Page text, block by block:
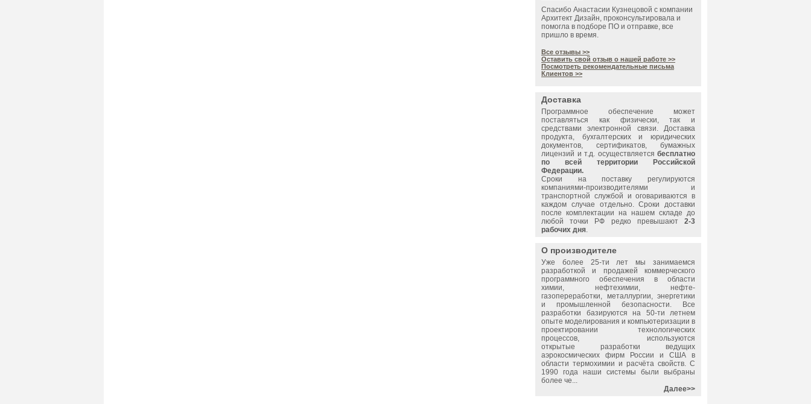
Спасибо Анастасии Кузнецовой с компании
Архитект Дизайн, проконсультировала и
помогла в подборе ПО и отправке, все
пришло в время.
Все отзывы >>
Оставить свой отзыв о нашей работе >>
Посмотреть рекомендательные письма
Клиентов >>
Доставка
Программное обеспечение может
поставляться как физически, так и
средствами электронной связи. Доставка
продукта, бухгалтерских и юридических
документов, сертификатов, бумажных
лицензий и т.д. осуществляется бесплатно
по всей территории Российской
Федерации.
Сроки на поставку регулируются
компаниями-производителями и
транспортной службой и оговариваются в
каждом случае отдельно. Сроки доставки
после комплектации на нашем складе до
любой точки РФ редко превышают 2-3
рабочих дня.
О производителе
Уже более 25-ти лет мы занимаемся
разработкой и продажей коммерческого
программного обеспечения в области
химии, нефтехимии, нефте-
газопереработки, металлургии, энергетики
и промышленной безопасности. Все
разработки базируются на 50-ти летнем
опыте моделирования и компьютеризации в
проектировании технологических
процессов, используются
открытые разработки ведущих
аэрокосмических фирм России и США в
области термохимии и расчёта свойств. С
1990 года наши системы были выбраны
более че...
Далее>>